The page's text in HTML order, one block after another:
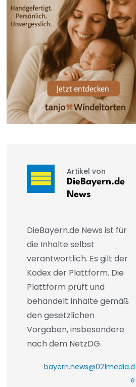
Artikel von
DieBayern.de
News
DieBayern.de News ist für
die Inhalte selbst
verantwortlich. Es gilt der
Kodex der Plattform. Die
Plattform prüft und
behandelt Inhalte gemäß
den gesetzlichen
Vorgaben, insbesondere
nach dem NetzDG.
bayern.news@021media.d
e